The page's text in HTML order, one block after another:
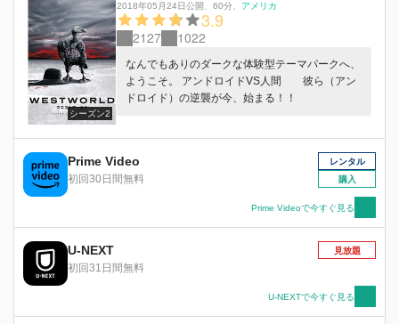
シーズン2
2018年05月24日公開、 60分、 アメリカ
3.9
2127 1022
なんでもありのダークな体験型テーマパークへ、
ようこそ。 アンドロイドVS人間 彼ら（アン
ドロイド）の逆襲が今、始まる！！
Prime Video
初回30日間無料
レンタル
購入
Prime Videoで今すぐ見る
U-NEXT
初回31日間無料
見放題
U-NEXTで今すぐ見る